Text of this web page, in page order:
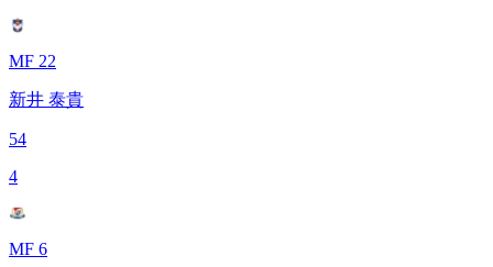
MF 22
新井 泰貴
54
4
MF 6